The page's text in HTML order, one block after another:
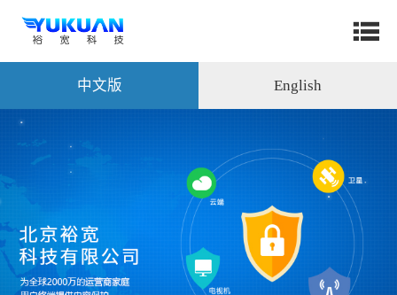
中文版 English